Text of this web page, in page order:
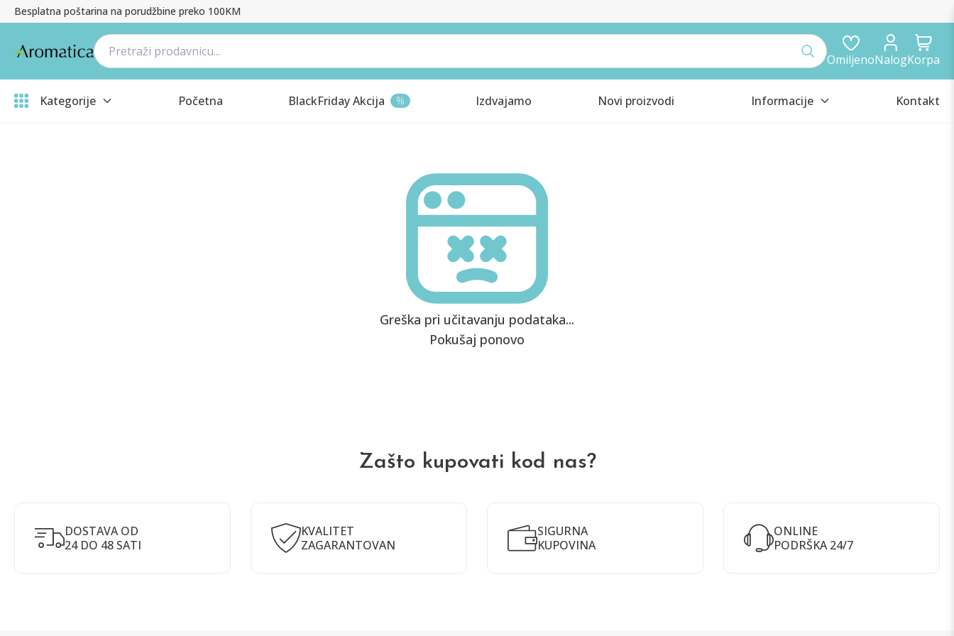
Besplatna poštarina na porudžbine preko 100KM
OmiljenoNalogKorpa
Kategorije Početna BlackFriday Akcija % Izdvajamo Novi proizvodi Informacije Kontakt
Greška pri učitavanju podataka...
Pokušaj ponovo
Zašto kupovati kod nas?
DOSTAVA OD
24 DO 48 SATI
KVALITET
ZAGARANTOVAN
SIGURNA
KUPOVINA
ONLINE
PODRŠKA 24/7